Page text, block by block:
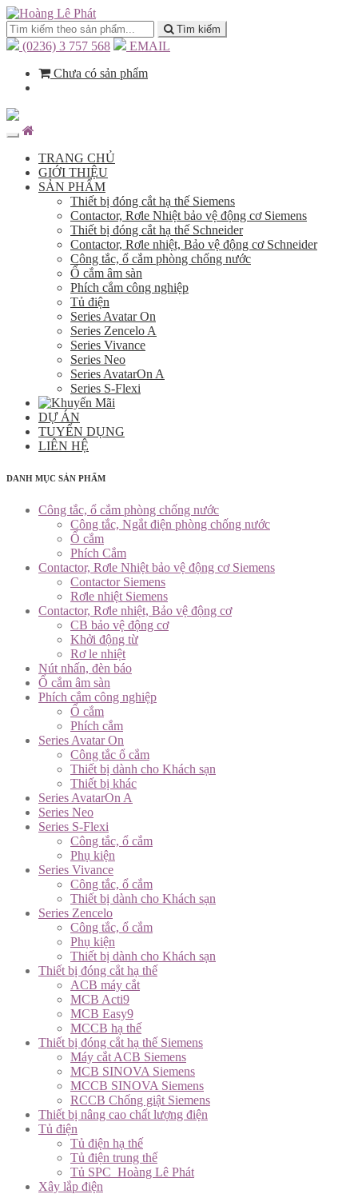
Tìm kiếm
(0236) 3 757 568
EMAIL
Chưa có sản phẩm
TRANG CHỦ
GIỚI THIỆU
SẢN PHẨM
Thiết bị đóng cắt hạ thế Siemens
Contactor, Rơle Nhiệt bảo vệ động cơ Siemens
Thiết bị đóng cắt hạ thế Schneider
Contactor, Rơle nhiệt, Bảo vệ động cơ Schneider
Công tắc, ổ cắm phòng chống nước
Ổ cắm âm sàn
Phích cắm công nghiệp
Tủ điện
Series Avatar On
Series Zencelo A
Series Vivance
Series Neo
Series AvatarOn A
Series S-Flexi
DỰ ÁN
TUYỂN DỤNG
LIÊN HỆ
DANH MỤC SẢN PHẨM
Công tắc, ổ cắm phòng chống nước
Công tắc, Ngắt điện phòng chống nước
Ổ cắm
Phích Cắm
Contactor, Rơle Nhiệt bảo vệ động cơ Siemens
Contactor Siemens
Rơle nhiệt Siemens
Contactor, Rơle nhiệt, Bảo vệ động cơ
CB bảo vệ động cơ
Khởi động từ
Rơ le nhiệt
Nút nhấn, đèn báo
Ổ cắm âm sàn
Phích cắm công nghiệp
Ổ cắm
Phích cắm
Series Avatar On
Công tắc ổ cắm
Thiết bị dành cho Khách sạn
Thiết bị khác
Series AvatarOn A
Series Neo
Series S-Flexi
Công tắc, ổ cắm
Phụ kiện
Series Vivance
Công tắc, ổ cắm
Thiết bị dành cho Khách sạn
Series Zencelo
Công tắc, ổ cắm
Phụ kiện
Thiết bị dành cho Khách sạn
Thiết bị đóng cắt hạ thế
ACB máy cắt
MCB Acti9
MCB Easy9
MCCB hạ thế
Thiết bị đóng cắt hạ thế Siemens
Máy cắt ACB Siemens
MCB SINOVA Siemens
MCCB SINOVA Siemens
RCCB Chống giật Siemens
Thiết bị nâng cao chất lượng điện
Tủ điện
Tủ điện hạ thế
Tủ điện trung thế
Tủ SPC_Hoàng Lê Phát
Xây lắp điện